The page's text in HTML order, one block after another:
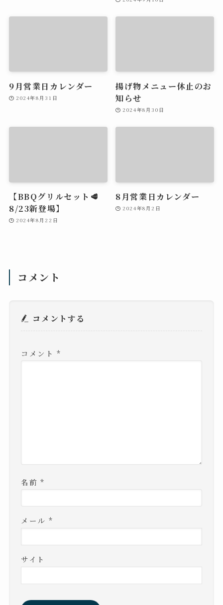
9月営業日カレンダー
2024年8月31日
揚げ物メニュー休止のお
知らせ
2024年8月30日
【BBQグリルセット🥩
8/23新登場】
2024年8月22日
8月営業日カレンダー
2024年8月2日
コメント
コメントする
コメント*
名前 *
メール *
サイト